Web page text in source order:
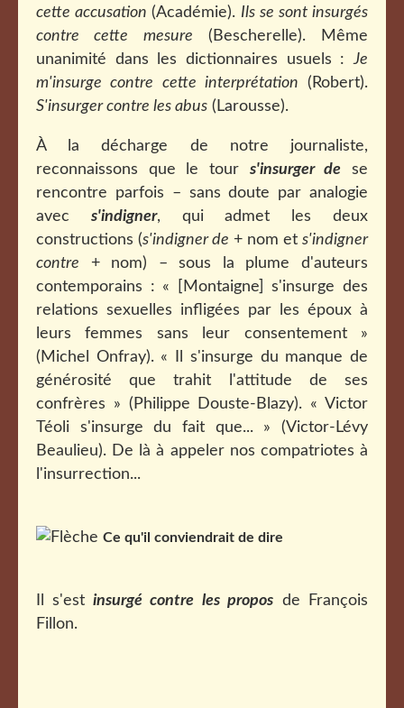
cette accusation (Académie). Ils se sont insurgés
contre cette mesure (Bescherelle). Même
unanimité dans les dictionnaires usuels :Je
m'insurge contre cette interprétation (Robert).
S'insurger contre les abus (Larousse).
À la décharge de notre journaliste,
reconnaissons que le tour s'insurger de se
rencontre parfois – sans doute par analogie
avec s'indigner, qui admet les deux
constructions (s'indigner de + nom et s'indigner
contre + nom) – sous la plume d'auteurs
contemporains : « [Montaigne]s'insurge des
relations sexuelles infligées par les époux à
leurs femmes sans leur consentement »
(Michel Onfray). « Il s'insurge du manque de
générosité que trahit l'attitude de ses
confrères » (Philippe Douste-Blazy). « Victor
Téoli s'insurge du fait que... » (Victor-Lévy
Beaulieu). De là à appeler nos compatriotes à
l'insurrection...
Ce qu'il conviendrait de dire
Il s'est insurgé contre les propos de François
Fillon.